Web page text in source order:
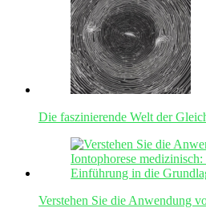
Die faszinierende Welt der
Verstehen Sie die Anwendung